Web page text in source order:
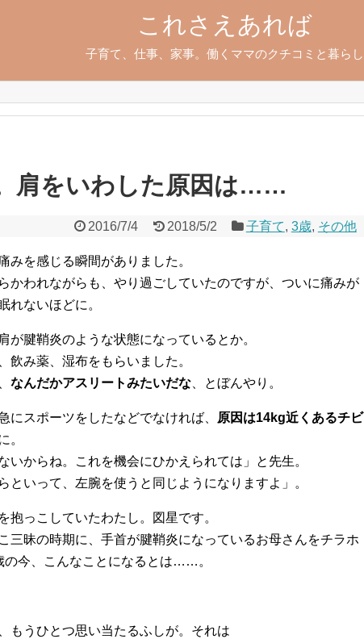
これさえあれば
子育て、仕事、家事。働くママのクチコミと暮らし
肩をいわした原因は……
2016/7/4 2018/5/2 子育て, 3歳, その他
みを感じる瞬間がありました。
かわれながらも、やり過ごしていたのですが、ついに痛みが
れないほどに。
が腱鞘炎のような状態になっているとか。
飲み薬、湿布をもらいました。
なんだかアスリートみたいだな 、とぼんやり。
にスポーツをしたなどでなければ、
原因は14kg近くあるチビ
。
いからね。これを機会にひかえられては」と先生。
といって、左腕を使うと同じようになりますよ」。
抱っこしていたわたし。図星です。
三昧の時期に、手首が腱鞘炎になっているお母さんをチラホ
の今、こんなことになるとは……。
もうひとつ思い当たるふしが。それは